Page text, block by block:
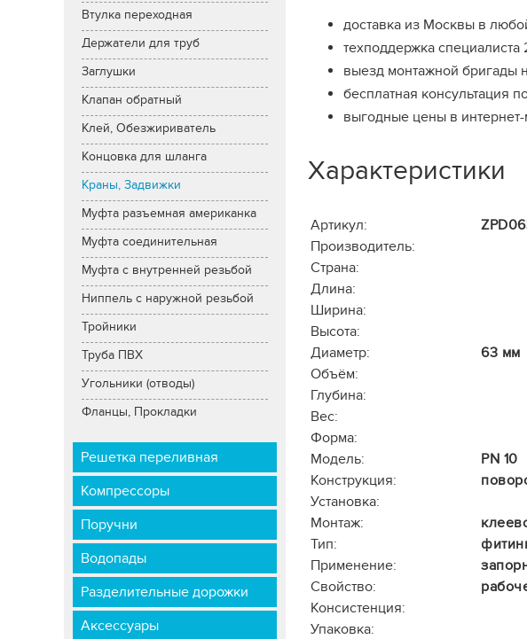
Втулка переходная
Держатели для труб
Заглушки
Клапан обратный
Клей, Обезжириватель
Концовка для шланга
Краны, Задвижки
Муфта разъемная американка
Муфта соединительная
Муфта с внутренней резьбой
Ниппель с наружной резьбой
Тройники
Труба ПВХ
Угольники (отводы)
Фланцы, Прокладки
Решетка переливная
Компрессоры
Поручни
Водопады
Разделительные дорожки
Аксессуары
доставка из Москвы в
техподдержка
выезд монтажной бригады
бесплатная консультация
выгодные цены в
Характеристики
Артикул:
Производитель:
Страна:
Длина:
Ширина:
Высота:
Диаметр:
63 мм
Объём:
Глубина:
Вес:
Форма:
Модель:
PN 10
Конструкция:
Установка:
Монтаж:
Тип:
Применение:
Свойство:
Консистенция:
Упаковка: